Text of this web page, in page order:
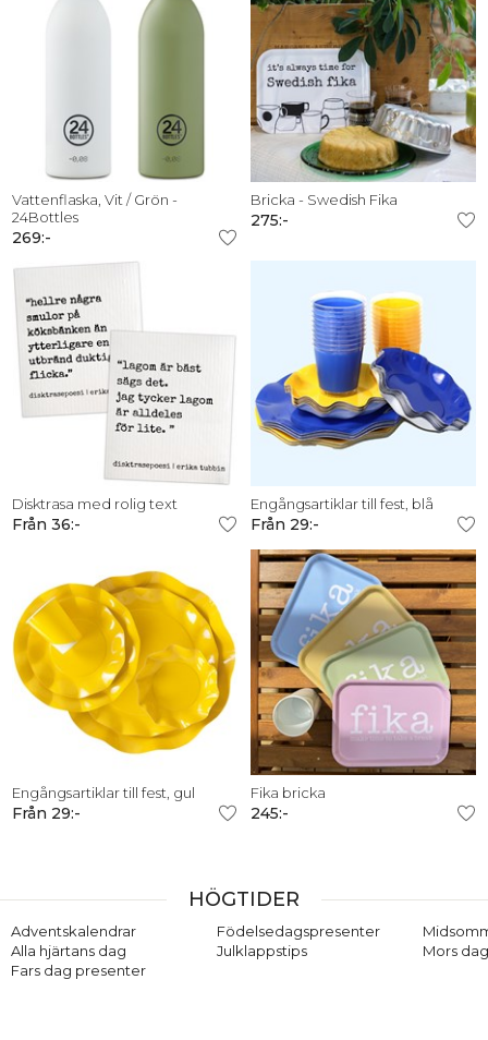
Vattenflaska, Vit / Grön -
24Bottles
269:-
Bricka - Swedish Fika
275:-
Disktrasa med rolig text
Från 36:-
Engångsartiklar till fest, blå
Från 29:-
Engångsartiklar till fest, gul
Från 29:-
Fika bricka
245:-
HÖGTIDER
Adventskalendrar
Alla hjärtans dag
Fars dag presenter
Födelsedagspresenter
Julklappstips
Mors